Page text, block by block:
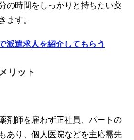
の時間をしっかりと持ちたい薬
ます。
派遣求人を紹介してもらう
リット
剤師を雇わず正社員、パートの
あり、個人医院などを主応需先